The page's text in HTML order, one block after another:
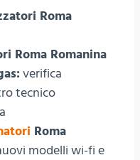
Roma
Roma Romanina
verifica
tecnico
Roma
modelli wi-fi e